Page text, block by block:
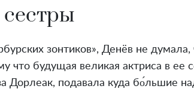
зонтиков», Денёв не думала,
что будущая великая актриса в
Дорлеак, подавала куда бо́льшие